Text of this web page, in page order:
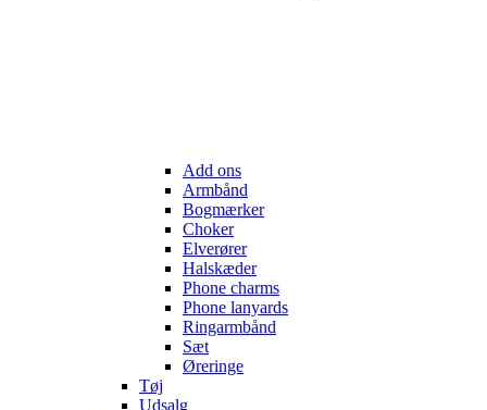
Add ons
Armbånd
Bogmærker
Choker
Elverører
Halskæder
Phone charms
Phone lanyards
Ringarmbånd
Sæt
Øreringe
Tøj
Udsalg